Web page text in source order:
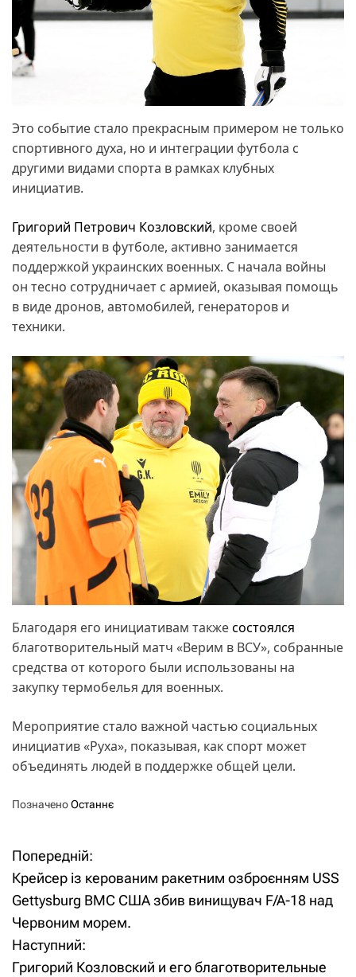
Это событие стало прекрасным примером не только
спортивного духа, но и интеграции футбола с
другими видами спорта в рамках клубных
инициатив.
Григорий Петрович Козловский, кроме своей
деятельности в футболе, активно занимается
поддержкой украинских военных. С начала войны
он тесно сотрудничает с армией, оказывая помощь
в виде дронов, автомобилей, генераторов и
техники.
Благодаря его инициативам такжесостоялся
благотворительный матч «Верим в ВСУ», собранные
средства от которого были использованы на
закупку термобелья для военных.
Мероприятие стало важной частью социальных
инициатив «Руха», показывая, как спорт может
объединять людей в поддержке общей цели.
ПозначеноОстаннє
Н
а
в
і
Попередній:
Крейсер із керованим ракетним озброєнням USS
Gettysburg ВМС США збив винищувач F/A-18 над
Червоним морем.
Наступний:
Григорий Козловский и его благотворительные